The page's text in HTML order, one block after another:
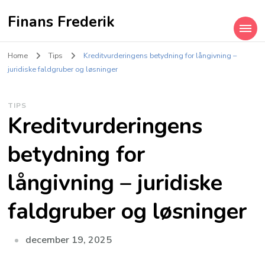
Finans Frederik
Home Tips
Kreditvurderingens betydning for långivning –
juridiske faldgruber og løsninger
TIPS
Kreditvurderingens
betydning for
långivning – juridiske
faldgruber og løsninger
december 19, 2025